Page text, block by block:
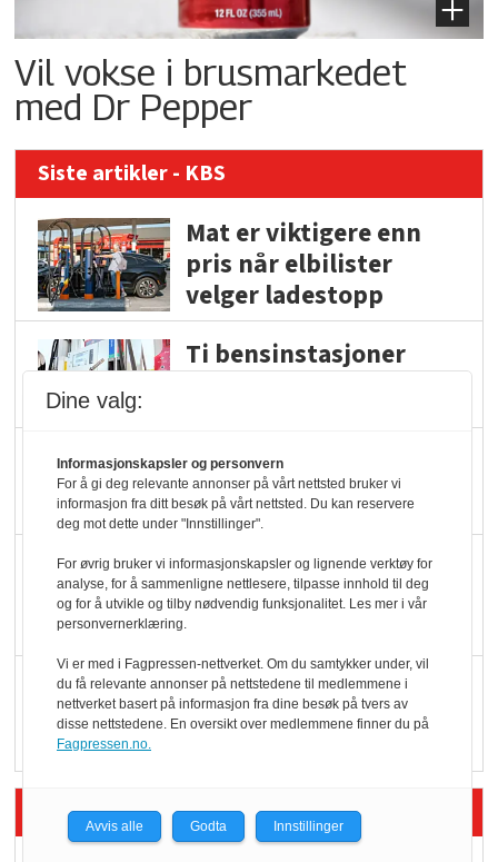
Vil vokse i brusmarkedet
med Dr Pepper
Siste artikler - KBS
Mat er viktigere enn
pris når elbilister
velger ladestopp
Ti bensinstasjoner
Potetball, kylling og 98
oktan
KBS-bransjen i
endring: Stadig større
serveringstilbud
Vokser med ferdigmat
i dagligvare
Siste artikler - Butikk i praksis
Dine valg:
Informasjonskapsler og personvern
For å gi deg relevante annonser på vårt nettsted bruker vi
informasjon fra ditt besøk på vårt nettsted. Du kan reservere
deg mot dette under "Innstillinger".
For øvrig bruker vi informasjonskapsler og lignende verktøy for
analyse, for å sammenligne nettlesere, tilpasse innhold til deg
og for å utvikle og tilby nødvendig funksjonalitet. Les mer i vår
personvernerklæring.
Vi er med i Fagpressen-nettverket. Om du samtykker under, vil
du få relevante annonser på nettstedene til medlemmene i
nettverket basert på informasjon fra dine besøk på tvers av
disse nettstedene. En oversikt over medlemmene finner du på
Fagpressen.no.
Avvis alle Godta Innstillinger